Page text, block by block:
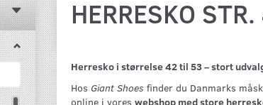
Skifte
filter
HERRESKO
Herresko i størrelse 42 til 53 – stort
Hos Giant Shoes finder du Danmarks
online i vores webshop med store